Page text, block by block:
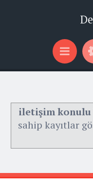
Menu
iletişim
sahip kayıtlar